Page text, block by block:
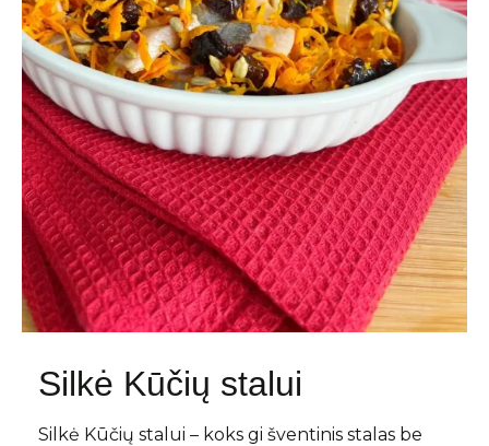
Silkė Kūčių stalui
Silkė Kūčių stalui – koks gi šventinis stalas be